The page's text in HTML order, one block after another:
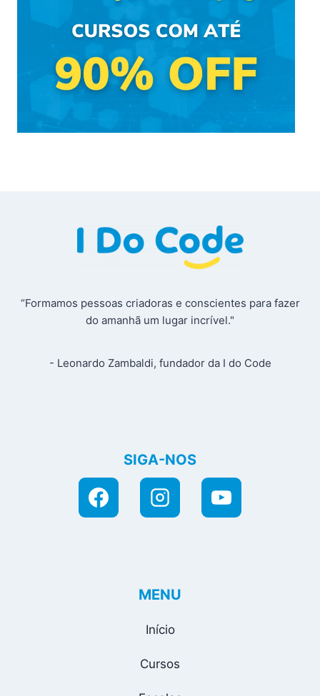
“Formamos pessoas criadoras e conscientes para fazer
do amanhã um lugar incrível."
- Leonardo Zambaldi, fundador da I do Code
SIGA-NOS
MENU
Início
Cursos